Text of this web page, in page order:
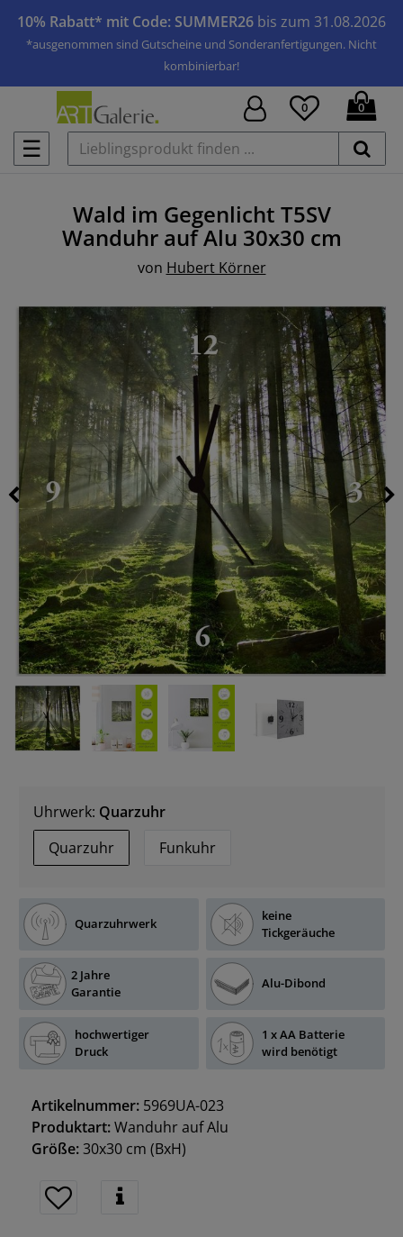
10% Rabatt* mit Code: SUMMER26 bis zum 31.08.2026
*ausgenommen sind Gutscheine und Sonderanfertigungen. Nicht
kombinierbar!
☰
0 0
Wald im Gegenlicht T5SV
Wanduhr auf Alu 30x30 cm
von Hubert Körner
Uhrwerk: Quarzuhr
Quarzuhr
Funkuhr
Quarzuhrwerk
keine
Tickgeräuche
2 Jahre
Garantie
Alu-Dibond
hochwertiger
Druck
1 x AA Batterie
wird benötigt
Artikelnummer: 5969UA-023
Produktart:Wanduhr auf Alu
Größe:30x30 cm (BxH)